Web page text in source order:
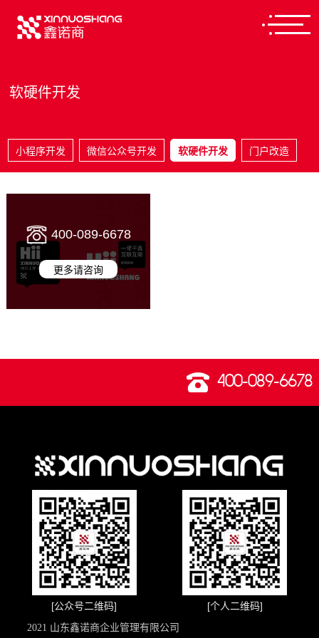
软硬件开发
小程序开发 微信公众号开发 软硬件开发 门户改造
400-089-6678
更多请咨询
400-089-6678
[公众号二维码] [个人二维码]
2021 山东鑫诺商企业管理有限公司